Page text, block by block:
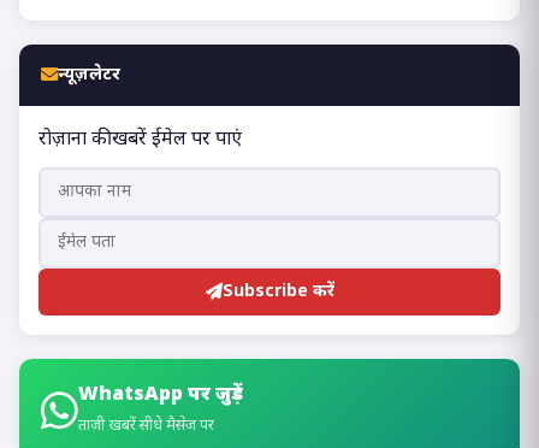
न्यूज़लेटर
रोज़ाना की खबरें ईमेल पर पाएं
Subscribe करें
WhatsApp पर जुड़ें
ताज़ी खबरें सीधे मैसेज पर